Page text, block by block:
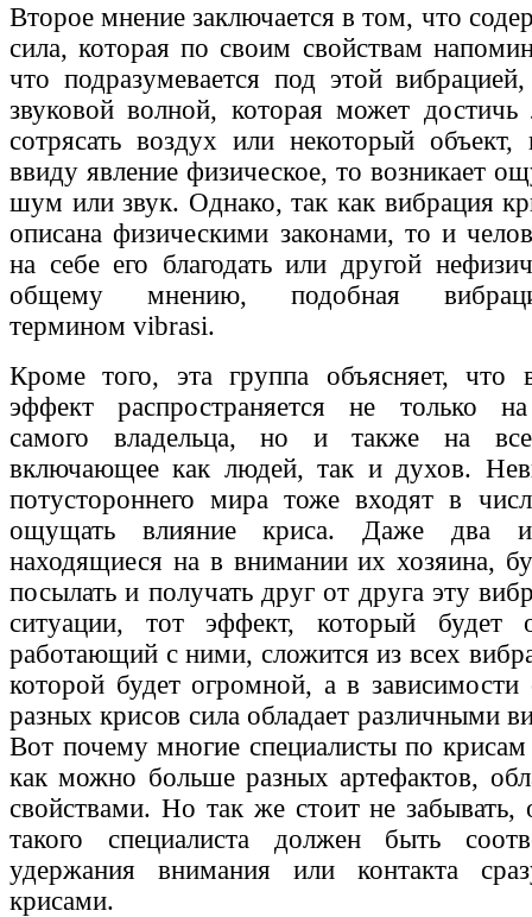
Второе мнение заключается в том, что
сила, которая по своим свойствам
что подразумевается под этой
звуковой волной, которая может
сотрясать воздух или некоторый
ввиду явление физическое, то возникает
шум или звук. Однако, так как вибрация
описана физическими законами, то и
на себе его благодать или другой
общему мнению, подобная
термином vibrasi.
Кроме того, эта группа объясняет, что
эффект распространяется не только на
самого владельца, но и также на
включающее как людей, так и духов.
потустороннего мира тоже входят в
ощущать влияние криса. Даже два
находящиеся на в внимании их хозяина,
посылать и получать друг от друга эту
ситуации, тот эффект, который будет
работающий с ними, сложится из всех
которой будет огромной, а в зависимости
разных крисов сила обладает различными
Вот почему многие специалисты по крисам
как можно больше разных артефактов,
свойствами. Но так же стоит не
такого специалиста должен быть
удержания внимания или контакта
крисами.